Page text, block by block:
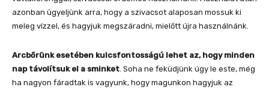
azonban ügyeljünk arra, hogy a szivacsot alaposan mossuk ki
meleg vízzel, és hagyjuk megszáradni, mielőtt újra használnánk.
Arcbőrünk esetében kulcsfontosságú lehet az, hogy minden
nap távolítsuk el a sminket . Soha ne feküdjünk úgy le este, még
ha nagyon fáradtak is vagyunk, hogy magunkon hagyjuk az